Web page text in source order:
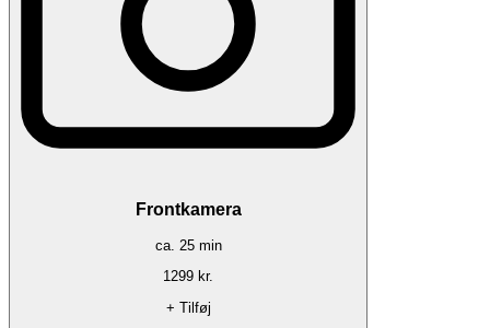
Frontkamera
ca. 25min
1299 kr.
+ Tilføj